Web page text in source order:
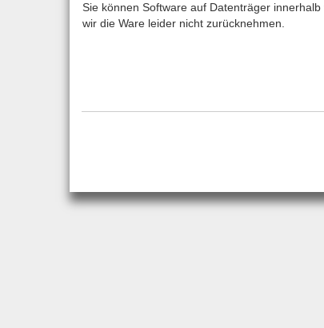
Sie können Software auf Datenträger
wir die Ware leider nicht zurücknehmen.